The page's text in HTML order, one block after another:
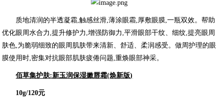
质地清润的半透凝霜,触感丝滑,薄涂眼霜,厚敷眼膜,一瓶双效。帮助
优化眼周水合力,提升修护力,增强防御力,平滑眼部干纹、细纹,提亮眼周
肤色,为脆弱细致的眼周肌肤带来清新、舒适、柔润感受。做周护理的眼
膜使用时,密集对抗眼部肌肤疲倦问题,重焕眼部神采。
佰草集护肤:新玉润保湿嫩唇霜(焕新版)
10g/120元